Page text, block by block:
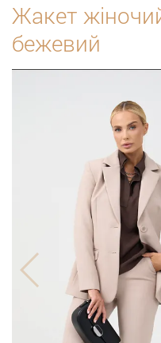
Жакет
бежевий